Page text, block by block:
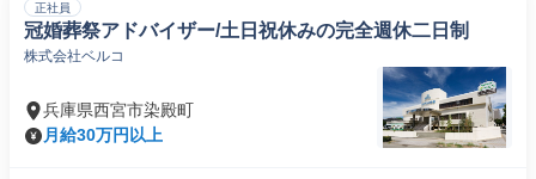
正社員
冠婚葬祭アドバイザー/土日祝休みの完全週休二日制
株式会社ベルコ
兵庫県西宮市染殿町
月給30万円以上